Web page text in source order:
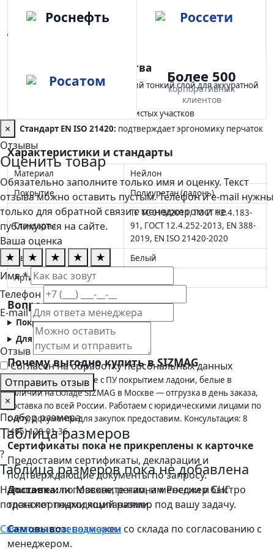
Назначение и сферы применения
Для сборки, контроля качества и точных операций, где важны
Ключевые преимущества
ПУ-покрытие ладони:
цепкий тонкий слой для аккуратной
подходит для чистых участков
Стандарт EN ISO 21420: подтверждает эргономику перчаток
Характеристики и стандарты
Материал
Нейлон
Покрытие
Полиуретан (ладонь)
Стандарты
ТР ТС 019/2011, ГОСТ 12.4.183-
91, ГОСТ 12.4.252-2013, EN 388-
2019, EN ISO 21420-2020
Цвет
Белый
Артикул
Вопросы и ответы
Покрыта ли вся перчатка?
Для каких работ подходят?
Почему выгодно купить в SIZMAG
Перчатки нейлоновые с ПУ покрытием ладони, белые в
наличии на складе SIZMAG в Москве — отгрузка в день заказа,
доставка по всей России. Работаем с юридическими лицами по
счёту, документы для закупок предоставим. Консультация: 8
(495) 128-01-36.
Сертификаты пока не прикреплены к карточке
Предоставим сертификаты, декларации и
подтверждающие документы по запросу.
Доставка:по Москве, регионам России и СНГ
транспортными компаниями.
Самовывоз:возможен со склада по согласованию с
менеджером.
Более 500
корпоративных
клиентов
×
Отзывы
Оценить товар
Обязательно заполните только имя и оценку. Текст
отзыва можно оставить пустым. Телефон и e-mail нужны
только для обратной связи с менеджером и не
публикуются на сайте.
Ваша оценка
★
★ ★ ★
★
Имя *
Телефон
E-mail
Отзыв
Согласен на обработку персональных данных
Отправить отзыв
×
Подбор размера
Таблица размеров
?
Таблица размеров пока не добавлена
Напишите или позвоните нам, и менеджер быстро
подскажет подходящий размер под вашу задачу.
Связаться с менеджером